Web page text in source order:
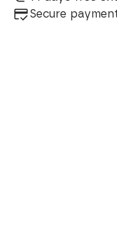
Secure